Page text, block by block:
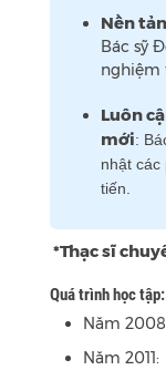
Nền
Bác sỹ
nghiệm
Luôn
mới:
nhật các
tiến.
*Thạc sĩ
Quá trình học tập:
Năm
Năm 2011: